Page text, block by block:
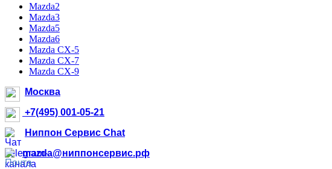
Mazda2
Mazda3
Mazda5
Mazda6
Mazda CX-5
Mazda CX-7
Mazda CX-9
Москва
+7(495) 001-05-21
Ниппон Сервис Chat
mazda@ниппонсервис.рф